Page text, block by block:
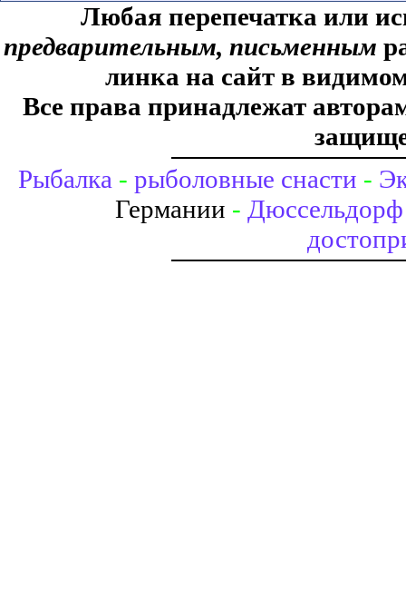
Любая перепечатка или
предварительным, письменным
линка на сайт в
Все права принадлежат
Рыбалка - рыболовные снасти -
Германии - Дюссельдорф